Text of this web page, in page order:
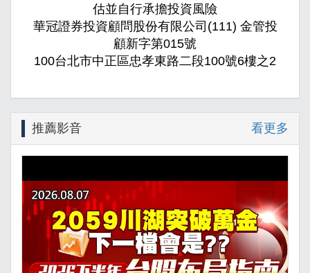
估並自行承擔投資風險
華冠證券投資顧問股份有限公司(111) 金管投
顧新字第015號
100台北市中正區忠孝東路二段100號6樓之2
推薦影音 看更多